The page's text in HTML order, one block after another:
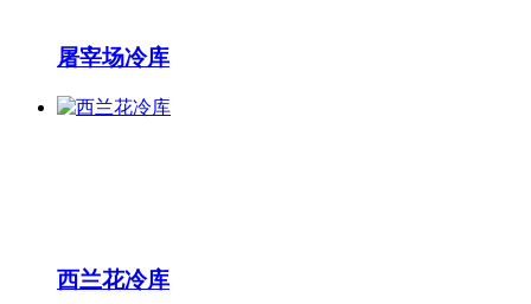
屠宰场冷库
西兰花冷库